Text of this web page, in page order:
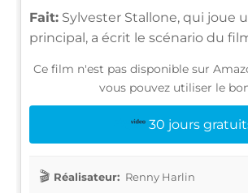
Fait: Sylvester Stallone, qui joue
principal, a écrit le scénario du
Ce film n'est pas disponible sur
vous pouvez utiliser le
30 jours
Réalisateur: Renny Harlin